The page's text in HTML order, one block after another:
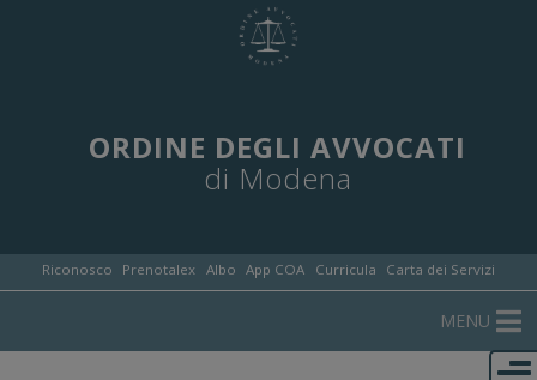
ORDINE DEGLI AVVOCATI
di Modena
Riconosco Prenotalex Albo App COA Curricula Carta dei Servizi
MENU